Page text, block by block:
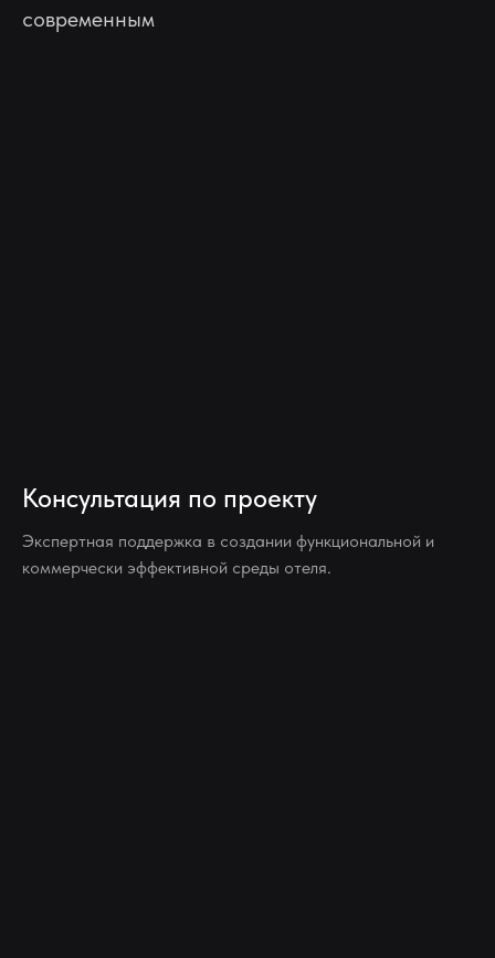
современным
Консультация по проекту
Экспертная поддержка в создании функциональной и
коммерчески эффективной среды отеля.